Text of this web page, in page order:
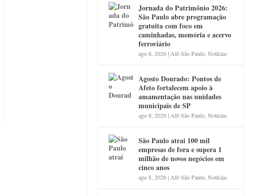
Jornada do Patrimônio 2026:
São Paulo abre programação
gratuita com foco em
caminhadas, memória e acervo
ferroviário
ago 8, 2026| Alô São Paulo ,Notícias
Agosto Dourado: Pontos de
Afeto fortalecem apoio à
amamentação nas unidades
municipais de SP
ago 8, 2026| Alô São Paulo ,Notícias
São Paulo atrai 100 mil
empresas de fora e supera 1
milhão de novos negócios em
cinco anos
ago 8, 2026| Alô São Paulo ,Notícias